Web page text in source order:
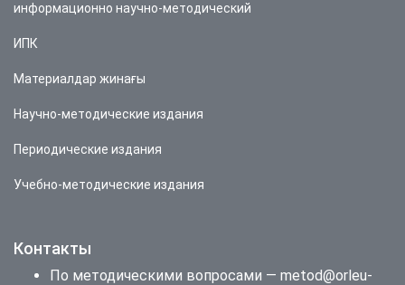
информационно научно-методический
ИПК
Материалдар жинағы
Научно-методические издания
Периодические издания
Учебно-методические издания
Контакты
По методическими вопросами — metod@orleu-